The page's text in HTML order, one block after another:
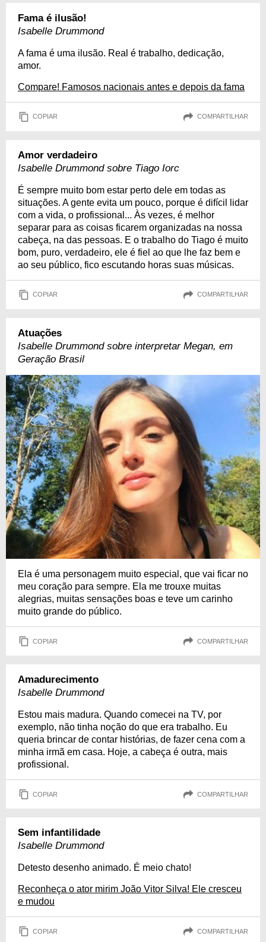
Fama é ilusão!
Isabelle Drummond
A fama é uma ilusão. Real é trabalho, dedicação,
amor.
Compare! Famosos nacionais antes e depois da fama
COPIAR COMPARTILHAR
Amor verdadeiro
Isabelle Drummond sobre Tiago Iorc
É sempre muito bom estar perto dele em todas as
situações. A gente evita um pouco, porque é difícil lidar
com a vida, o profissional... Às vezes, é melhor
separar para as coisas ficarem organizadas na nossa
cabeça, na das pessoas. E o trabalho do Tiago é muito
bom, puro, verdadeiro, ele é fiel ao que lhe faz bem e
ao seu público, fico escutando horas suas músicas.
COPIAR COMPARTILHAR
Atuações
Isabelle Drummond sobre interpretar Megan, em
Geração Brasil
Ela é uma personagem muito especial, que vai ficar no
meu coração para sempre. Ela me trouxe muitas
alegrias, muitas sensações boas e teve um carinho
muito grande do público.
COPIAR COMPARTILHAR
Amadurecimento
Isabelle Drummond
Estou mais madura. Quando comecei na TV, por
exemplo, não tinha noção do que era trabalho. Eu
queria brincar de contar histórias, de fazer cena com a
minha irmã em casa. Hoje, a cabeça é outra, mais
profissional.
COPIAR COMPARTILHAR
Sem infantilidade
Isabelle Drummond
Detesto desenho animado. É meio chato!
Reconheça o ator mirim João Vitor Silva! Ele cresceu
e mudou
COPIAR COMPARTILHAR